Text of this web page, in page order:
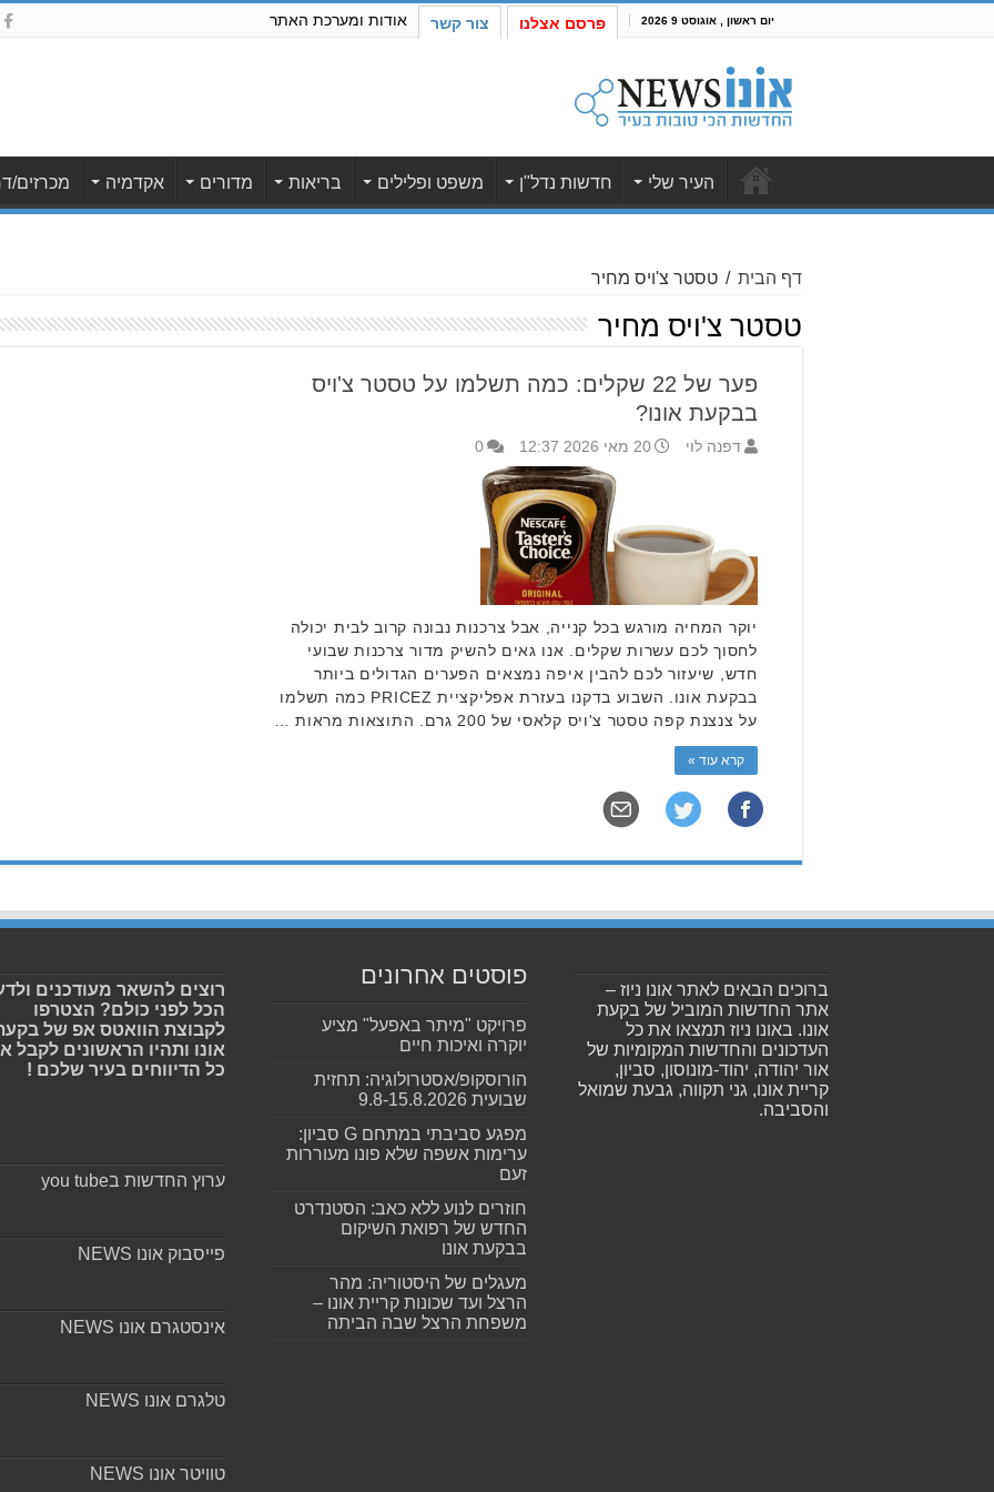
יום ראשון , אוגוסט 9 2026 פרסם אצלנו צור קשר אודות ומערכת האתר
העיר שלי חדשות נדל"ן משפט ופלילים בריאות מדורים אקדמיה מכרזים/
דף הבית / טסטר צ'ויס מחיר
טסטר צ'ויס מחיר
פער של 22 שקלים: כמה תשלמו על טסטר צ'ויס
בבקעת אונו?
דפנה לוי 20 מאי 2026 12:37 0
יוקר המחיה מורגש בכל קנייה, אבל צרכנות נבונה קרוב לבית יכולה
לחסוך לכם עשרות שקלים. אנו גאים להשיק מדור צרכנות שבועי
חדש, שיעזור לכם להבין איפה נמצאים הפערים הגדולים ביותר
בבקעת אונו. השבוע בדקנו בעזרת אפליקציית PRICEZ כמה תשלמו
על צנצנת קפה טסטר צ'ויס קלאסי של 200 גרם. התוצאות מראות …
קרא עוד »
ברוכים הבאים לאתר אונו ניוז –
אתר החדשות המוביל של בקעת
אונו. באונו ניוז תמצאו את כל
העדכונים והחדשות המקומיות של
אור יהודה, יהוד-מונוסון, סביון,
קריית אונו, גני תקווה, גבעת שמואל
והסביבה.
פוסטים אחרונים
פרויקט "מיתר באפעל" מציע
יוקרה ואיכות חיים
הורוסקופ/אסטרולוגיה: תחזית
שבועית 9.8-15.8.2026
מפגע סביבתי במתחם G סביון:
ערימות אשפה שלא פונו מעוררות
זעם
חוזרים לנוע ללא כאב: הסטנדרט
החדש של רפואת השיקום
בבקעת אונו
מעגלים של היסטוריה: מהר
הרצל ועד שכונות קריית אונו –
משפחת הרצל שבה הביתה
רוצים להשאר מעודכנים
הכל לפני כולם? הצטרפו
לקבוצת הוואטס אפ של
אונו ותהיו הראשונים לקבל
כל הדיווחים בעיר שלכם !
ערוץ החדשות בyou tube
פייסבוק אונו NEWS
אינסטגרם אונו NEWS
טלגרם אונו NEWS
טוויטר אונו NEWS